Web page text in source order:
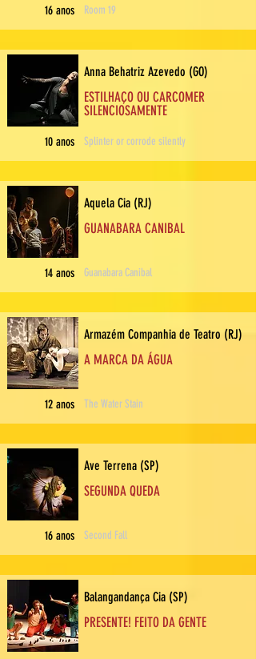
16 anos Room 19
Anna Behatriz Azevedo (GO)
ESTILHAÇO OU CARCOMER
SILENCIOSAMENTE
10 anos Splinter or corrode silently
Aquela Cia (RJ)
GUANABARA CANIBAL
14 anos Guanabara Canibal
Armazém Companhia de Teatro (RJ)
A MARCA DA ÁGUA
12 anos The Water Stain
Ave Terrena (SP)
SEGUNDA QUEDA
16 anos Second Fall
Balangandança Cia (SP)
PRESENTE! FEITO DA GENTE